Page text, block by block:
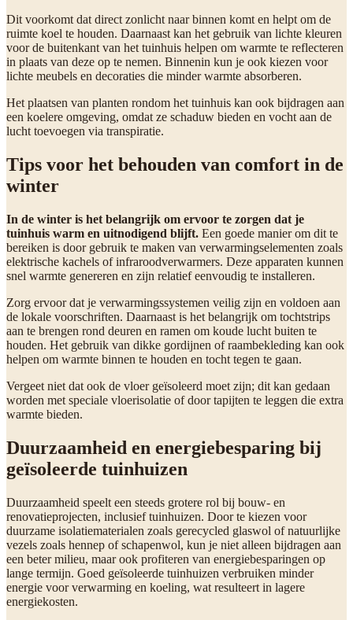
Dit voorkomt dat direct zonlicht naar binnen komt en helpt om de
ruimte koel te houden. Daarnaast kan het gebruik van lichte kleuren
voor de buitenkant van het tuinhuis helpen om warmte te reflecteren
in plaats van deze op te nemen. Binnenin kun je ook kiezen voor
lichte meubels en decoraties die minder warmte absorberen.
Het plaatsen van planten rondom het tuinhuis kan ook bijdragen aan
een koelere omgeving, omdat ze schaduw bieden en vocht aan de
lucht toevoegen via transpiratie.
Tips voor het behouden van comfort in de
winter
In de winter is het belangrijk om ervoor te zorgen dat je
tuinhuis warm en uitnodigend blijft. Een goede manier om dit te
bereiken is door gebruik te maken van verwarmingselementen zoals
elektrische kachels of infraroodverwarmers. Deze apparaten kunnen
snel warmte genereren en zijn relatief eenvoudig te installeren.
Zorg ervoor dat je verwarmingssystemen veilig zijn en voldoen aan
de lokale voorschriften. Daarnaast is het belangrijk om tochtstrips
aan te brengen rond deuren en ramen om koude lucht buiten te
houden. Het gebruik van dikke gordijnen of raambekleding kan ook
helpen om warmte binnen te houden en tocht tegen te gaan.
Vergeet niet dat ook de vloer geïsoleerd moet zijn; dit kan gedaan
worden met speciale vloerisolatie of door tapijten te leggen die extra
warmte bieden.
Duurzaamheid en energiebesparing bij
geïsoleerde tuinhuizen
Duurzaamheid speelt een steeds grotere rol bij bouw- en
renovatieprojecten, inclusief tuinhuizen. Door te kiezen voor
duurzame isolatiematerialen zoals gerecycled glaswol of natuurlijke
vezels zoals hennep of schapenwol, kun je niet alleen bijdragen aan
een beter milieu, maar ook profiteren van energiebesparingen op
lange termijn. Goed geïsoleerde tuinhuizen verbruiken minder
energie voor verwarming en koeling, wat resulteert in lagere
energiekosten.